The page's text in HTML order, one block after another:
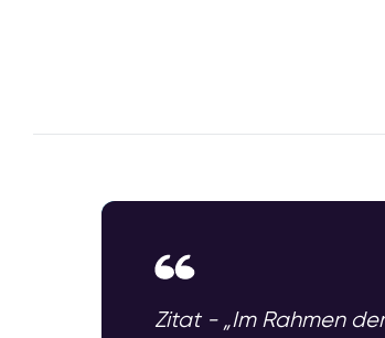
Zitat - „Im Rahmen